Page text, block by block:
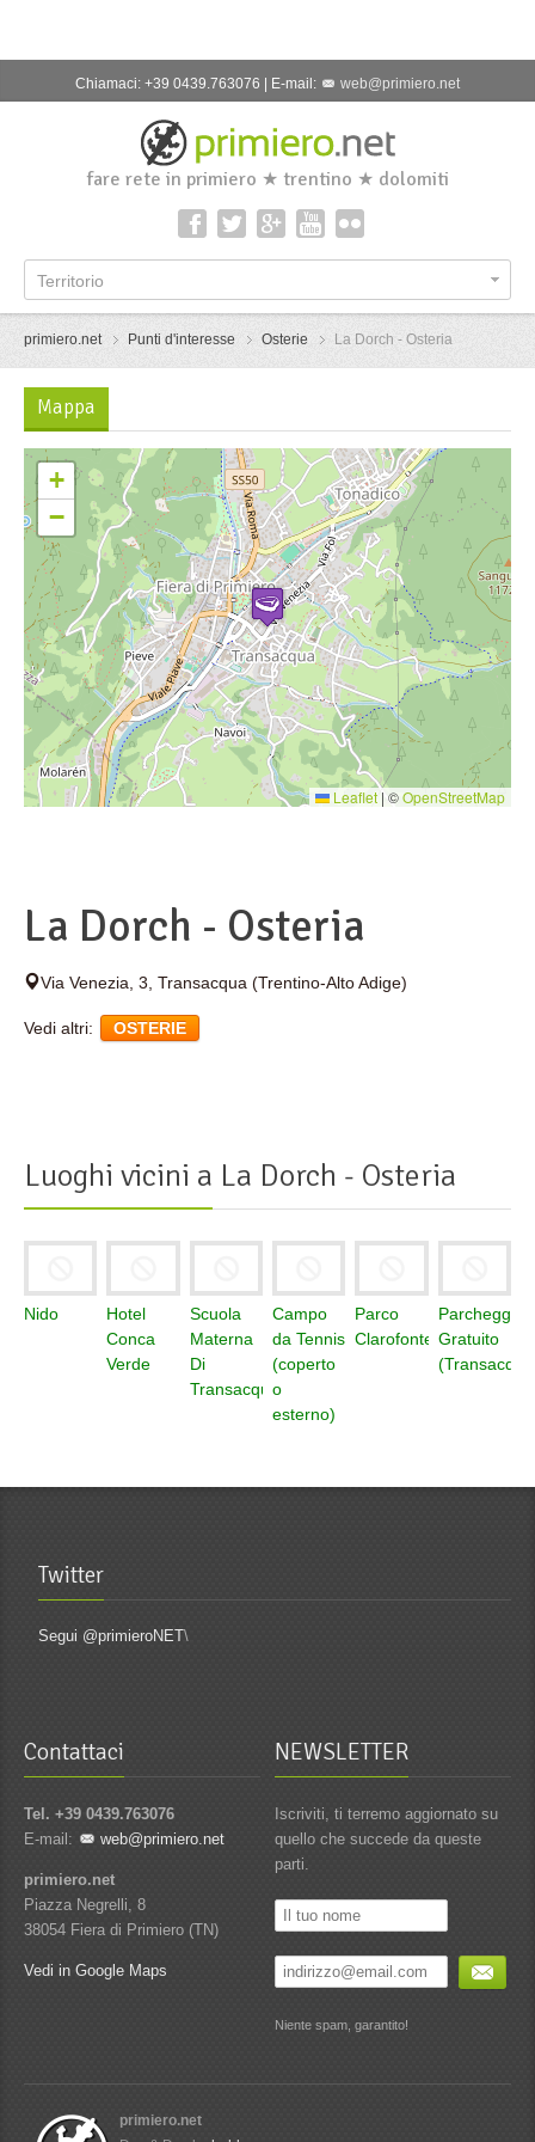
Chiamaci: +39 0439.763076 | E-mail: web@primiero.net
fare rete in primiero ★ trentino ★ dolomiti
Territorio
primiero.net Punti d'interesse Osterie La Dorch - Osteria
Mappa
+
−
Leaflet | ©OpenStreetMap
La Dorch - Osteria
Via Venezia, 3, Transacqua (Trentino-Alto Adige)
Vedi altri: OSTERIE
Luoghi vicini a La Dorch - Osteria
Nido
Hotel
Conca
Verde
Scuola
Materna
Di
Transacqua
Campo
da Tennis
(coperto
o
esterno)
Parco
Clarofonte
Parcheggio
Gratuito
Twitter
Segui @primieroNET\
Contattaci
Tel. +39 0439.763076
E-mail:
web@primiero.net
primiero.net
Piazza Negrelli, 8
38054 Fiera di Primiero (TN)
Vedi in Google Maps
NEWSLETTER
Iscriviti, ti terremo aggiornato su
quello che succede da queste
parti.
Niente spam, garantito!
primiero.net